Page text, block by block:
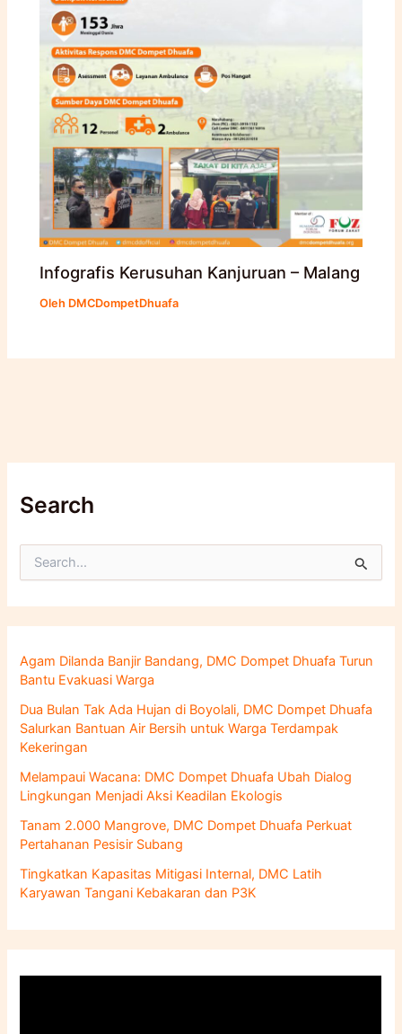
Infografis Kerusuhan Kanjuruan – Malang
Oleh DMCDompetDhuafa
Search
a
t
u
k
:
Agam Dilanda Banjir Bandang, DMC Dompet Dhuafa Turun
Bantu Evakuasi Warga
Dua Bulan Tak Ada Hujan di Boyolali, DMC Dompet Dhuafa
Salurkan Bantuan Air Bersih untuk Warga Terdampak
Kekeringan
Melampaui Wacana: DMC Dompet Dhuafa Ubah Dialog
Lingkungan Menjadi Aksi Keadilan Ekologis
Tanam 2.000 Mangrove, DMC Dompet Dhuafa Perkuat
Pertahanan Pesisir Subang
Tingkatkan Kapasitas Mitigasi Internal, DMC Latih
Karyawan Tangani Kebakaran dan P3K